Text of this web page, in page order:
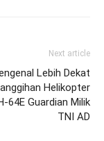
Next article
Lebih Dekat
Helikopter
64E Guardian Milik
TNI AD